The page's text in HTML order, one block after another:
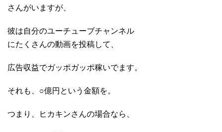
さんがいますが、
彼は自分のユーチューブチャンネル
にたくさんの動画を投稿して、
広告収益でガッポガッポ稼いでます。
それも、○億円という金額を。
つまり、ヒカキンさんの場合なら、